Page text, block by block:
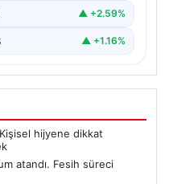
▲ +2.59%
▲ +1.16%
hijyene dikkat
atandı. Fesih süreci